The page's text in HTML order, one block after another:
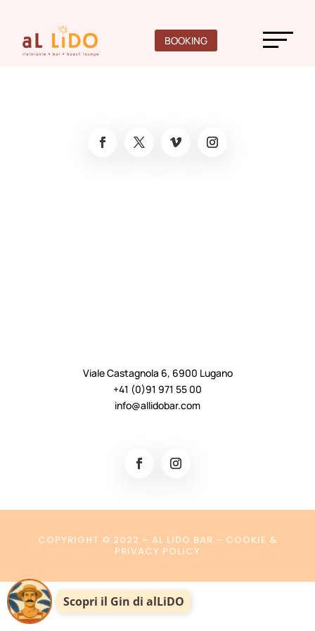
BOOKING
Viale Castagnola 6, 6900 Lugano
+41 (0)91 971 55 00
info@allidobar.com
COPYRIGHT © 2022 – AL LIDO BAR – COOKIE &
PRIVACY POLICY
Scopri il Gin di alLiDO